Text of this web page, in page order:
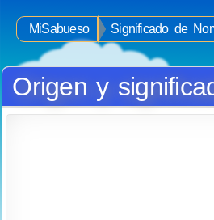
MiSabueso Significado de
Origen y